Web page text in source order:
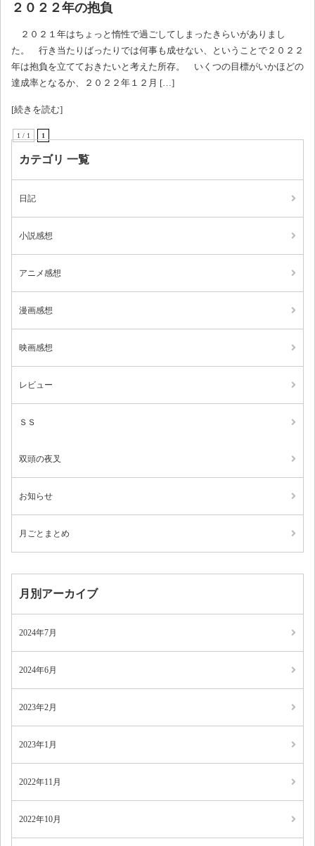
２０２２年の抱負
２０２１年はちょっと惰性で過ごしてしまったきらいがありまし
た。 行き当たりばったりでは何事も成せない、ということで２０２２
年は抱負を立てておきたいと考えた所存。 いくつの目標がいかほどの
達成率となるか、２０２２年１２月 […]
[続きを読む]
1 / 1 1
カテゴリ 一覧
日記
小説感想
アニメ感想
漫画感想
映画感想
レビュー
ＳＳ
双頭の夜叉
お知らせ
月ごとまとめ
月別アーカイブ
2024年7月
2024年6月
2023年2月
2023年1月
2022年11月
2022年10月